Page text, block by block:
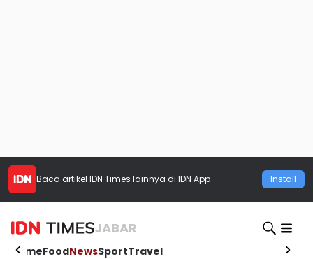
Baca artikel IDN Times lainnya di IDN App Install
JABAR
HomeFoodNewsSportTravel